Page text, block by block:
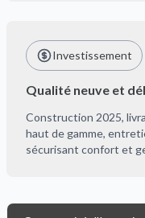
Investissement
Qualité neuve et
Construction 2025,
haut de gamme,
sécurisant confort et